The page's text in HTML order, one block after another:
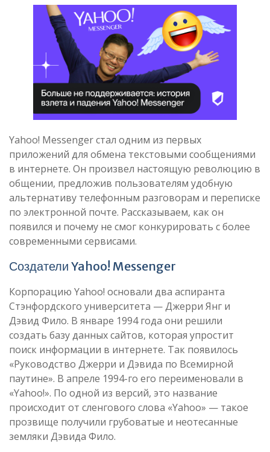
Yahoo! Messenger стал одним из первых
приложений для обмена текстовыми сообщениями
в интернете. Он произвел настоящую революцию в
общении, предложив пользователям удобную
альтернативу телефонным разговорам и переписке
по электронной почте. Рассказываем, как он
появился и почему не смог конкурировать с более
современными сервисами.
Создатели Yahoo! Messenger
Корпорацию Yahoo! основали два аспиранта
Стэнфордского университета — Джерри Янг и
Дэвид Фило. В январе 1994 года они решили
создать базу данных сайтов, которая упростит
поиск информации в интернете. Так появилось
«Руководство Джерри и Дэвида по Всемирной
паутине». В апреле 1994-го его переименовали в
«Yahoo!». По одной из версий, это название
происходит от сленгового слова «Yahoo» — такое
прозвище получили грубоватые и неотесанные
земляки Дэвида Фило.